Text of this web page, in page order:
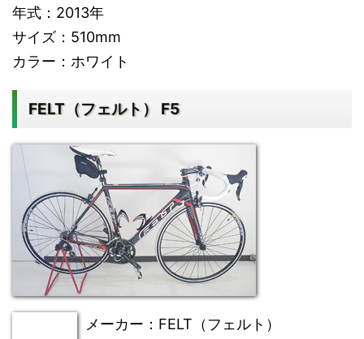
年式 ：2013年
サイズ ：510mm
カラー ：ホワイト
FELT（フェルト） F5
メーカー ：FELT（フェルト）